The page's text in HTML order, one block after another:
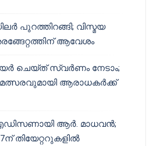
പുറത്തിറങ്ങി; വിസ്മയ
ആവേശം
ചെയ്‌ത് സ്വർണം നേടാം;
മത്സരവുമായി ആരാധകർക്ക്
ആർ. മാധവൻ;
തിയേറ്ററുകളിൽ